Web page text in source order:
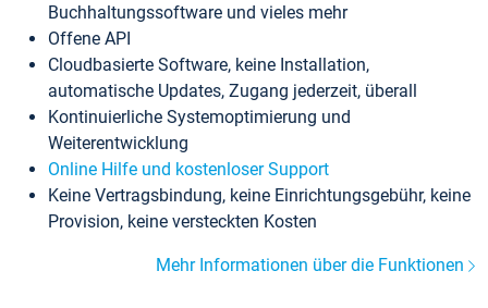
Buchhaltungssoftware und vieles mehr
Offene API
Cloudbasierte Software, keine Installation,
automatische Updates, Zugang jederzeit, überall
Kontinuierliche Systemoptimierung und
Weiterentwicklung
Online Hilfe und kostenloser Support
Keine Vertragsbindung, keine Einrichtungsgebühr, keine
Provision, keine versteckten Kosten
Mehr Informationen über die Funktionen